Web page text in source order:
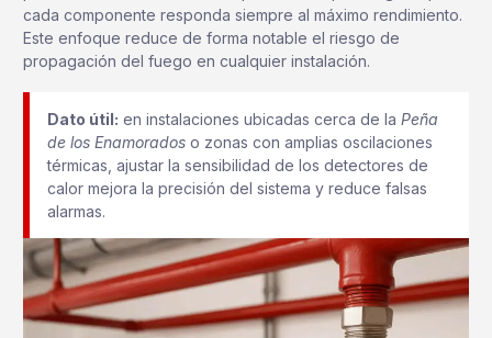
cada componente responda siempre al máximo rendimiento.
Este enfoque reduce de forma notable el riesgo de
propagación del fuego en cualquier instalación.
Dato útil: en instalaciones ubicadas cerca de la Peña
de los Enamorados o zonas con amplias oscilaciones
térmicas, ajustar la sensibilidad de los detectores de
calor mejora la precisión del sistema y reduce falsas
alarmas.